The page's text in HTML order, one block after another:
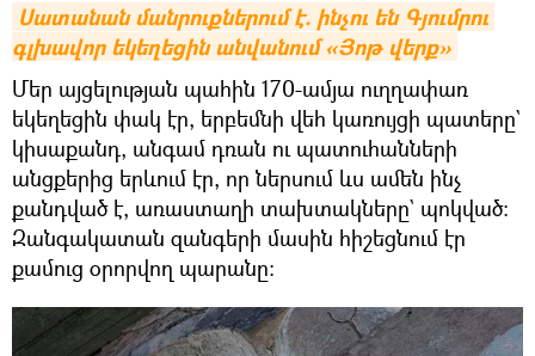
Սատանան մանրուքներում է. ինչու են Գյումրու
գլխավոր եկեղեցին անվանում «Յոթ վերք»
Մեր այցելության պահին 170-ամյա ուղղափառ
եկեղեցին փակ էր, երբեմնի վեհ կառույցի պատերը`
կիսաքանդ, անգամ դռան ու պատուհանների
անցքերից երևում էր, որ ներսում ևս ամեն ինչ
քանդված է, առաստաղի տախտակները` պոկված։
Զանգակատան զանգերի մասին հիշեցնում էր
քամուց օրորվող պարանը։